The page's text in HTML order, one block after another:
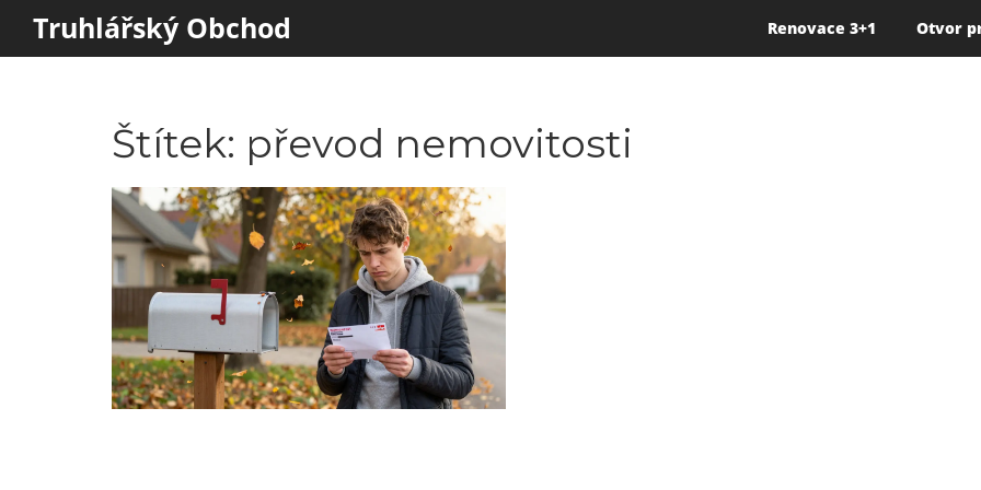
Truhlářský Obchod Renovace 3+1 Otvor
Štítek: převod nemovitosti